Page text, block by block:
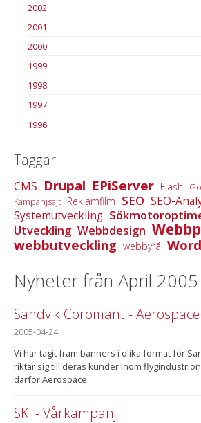
2002
2001
2000
1999
1998
1997
1996
Taggar
CMS Drupal EPiServer Flash
Kampanjsajt Reklamfilm SEO SEO-
Systemutveckling
Utveckling Webbdesign
webbutveckling webbyrå
Nyheter från April 2005
Sandvik Coromant - Aerospace
2005-04-24
Vi har tagit fram banners i olika format för
riktar sig till deras kunder inom
därför Aerospace.
SKI - Vårkampanj